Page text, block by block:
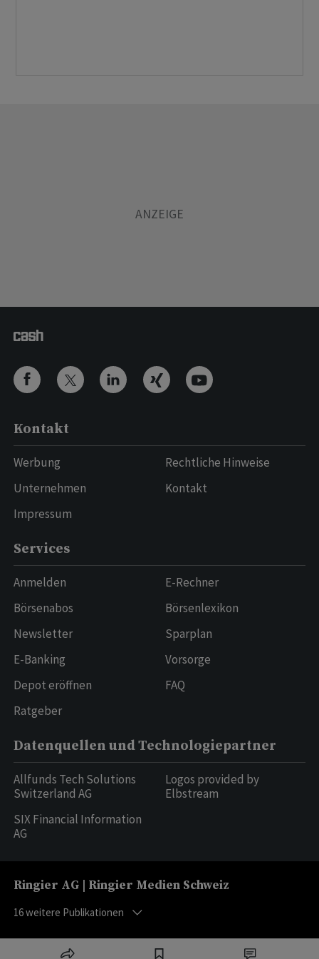
Kontakt
Werbung
Unternehmen
Impressum
Rechtliche Hinweise
Kontakt
Services
Anmelden
Börsenabos
Newsletter
E-Banking
Depot eröffnen
Ratgeber
E-Rechner
Börsenlexikon
Sparplan
Vorsorge
FAQ
Datenquellen und Technologiepartner
Allfunds Tech Solutions
Switzerland AG
SIX Financial Information
AG
Logos provided by
Elbstream
Ringier AG | Ringier Medien Schweiz
16weitere Publikationen